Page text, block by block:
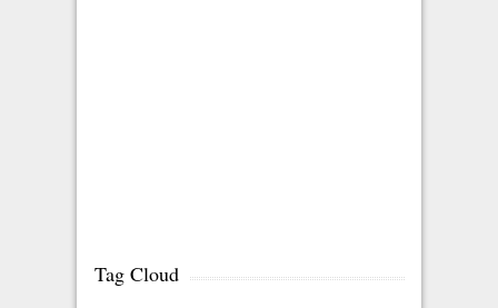
Tag Cloud